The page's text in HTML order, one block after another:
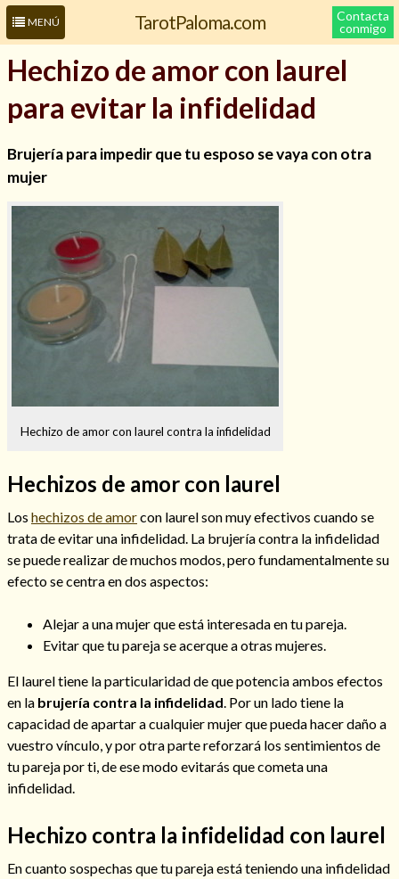
MENÚ TarotPaloma.com
Contacta
conmigo
Leer más sobre mí
Hechizos de amor
Amarre para recuperar a mi pareja
Hechizo de amor con laurel
para evitar la infidelidad
Brujería para impedir que tu esposo se vaya con otra
mujer
Hechizo de amor con laurel contra la infidelidad
Hechizos de amor con laurel
Los hechizos de amorcon laurel son muy efectivos cuando se
trata de evitar una infidelidad. La brujería contra la infidelidad
se puede realizar de muchos modos, pero fundamentalmente su
efecto se centra en dos aspectos:
Alejar a una mujer que está interesada en tu pareja.
Evitar que tu pareja se acerque a otras mujeres.
El laurel tiene la particularidad de que potencia ambos efectos
en la brujería contra la infidelidad . Por un lado tiene la
capacidad de apartar a cualquier mujer que pueda hacer daño a
vuestro vínculo, y por otra parte reforzará los sentimientos de
tu pareja por ti, de ese modo evitarás que cometa una
infidelidad.
Hechizo contra la infidelidad con laurel
En cuanto sospechas que tu pareja está teniendo una infidelidad